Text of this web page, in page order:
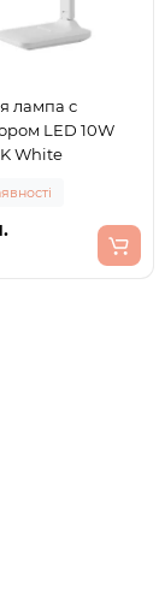
лампа с
LED 10W
White